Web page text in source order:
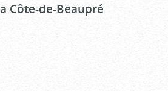
Côte-de-Beaupré